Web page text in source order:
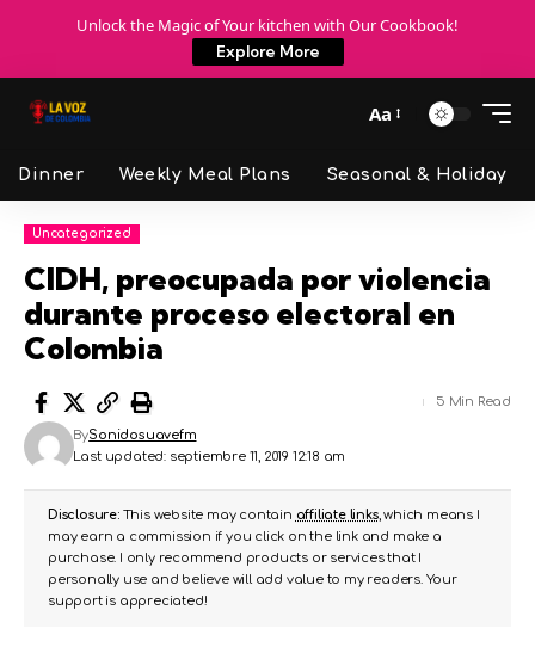
Unlock the Magic of Your kitchen with Our Cookbook!
Explore More
Aa
Dinner Weekly Meal Plans Seasonal & Holiday
Uncategorized
CIDH, preocupada por violencia
durante proceso electoral en
Colombia
Last updated: septiembre 11, 2019 12:18 am
BySonidosuavefm
5 Min Read
Disclosure:This website may contain affiliate links, which means I
may earn a commission if you click on the link and make a
purchase. I only recommend products or services that I
personally use and believe will add value to my readers. Your
support is appreciated!